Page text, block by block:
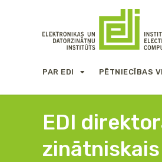
PAR EDI PĒTNIECĪBAS
EDI